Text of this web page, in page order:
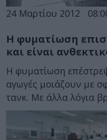
24 Μαρτίου 2012
Η φυματίωση
και είναι
Η φυματίωση
αγωγές μοιάζουν με
τανκ. Με άλλα λόγια